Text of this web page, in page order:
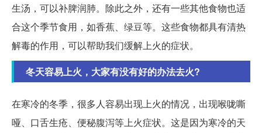
生汤，可以补脾润肺。除此之外，还有一些其他食物也适
合这个季节食用，如香蕉、绿豆等。这些食物都具有清热
解毒的作用，可以帮助我们缓解上火的症状。
冬天容易上火，大家有没有好的办法去火?
在寒冷的冬季，很多人容易出现上火的情况，出现喉咙嘶
哑、口舌生疮、便秘腹泻等上火症状。这是因为寒冷的天